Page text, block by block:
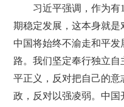
习近平强调，作为有
期稳定发展，这本身就是
中国将始终不渝走和平
路。我们坚定奉行独立
平正义，反对把自己的
政，反对以强凌弱。中